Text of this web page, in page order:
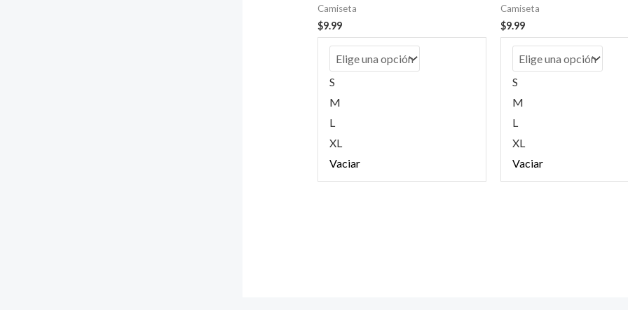
Camiseta
$9.99
S
M
L
XL
Vaciar
Camiseta
$9.99
S
M
L
XL
Vaciar